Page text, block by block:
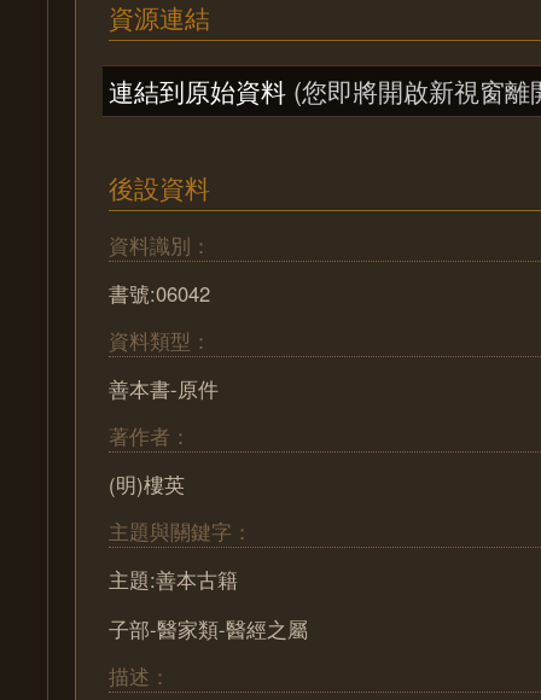
資源連結
連結到原始資料 (您即將開啟新視窗離
後設資料
資料識別：
書號:06042
資料類型：
善本書-原件
著作者：
(明)樓英
主題與關鍵字：
主題:善本古籍
子部-醫家類-醫經之屬
描述：